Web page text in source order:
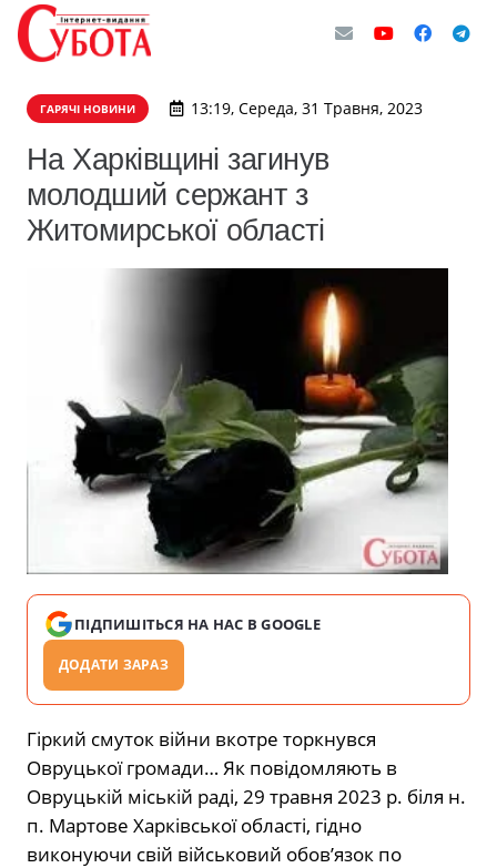
ГАРЯЧІ НОВИНИ 13:19, Середа, 31 Травня, 2023
На Харківщині загинув
молодший сержант з
Житомирської області
ПІДПИШІТЬСЯ НА НАС В GOOGLE
ДОДАТИ ЗАРАЗ
Гіркий смуток війни вкотре торкнувся
Овруцької громади… Як повідомляють в
Овруцькій міській раді, 29 травня 2023 р. біля н.
п. Мартове Харківської області, гідно
виконуючи свій військовий обов’язок по